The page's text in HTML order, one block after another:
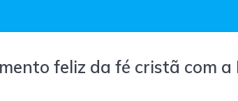
feliz da fé cristã com a